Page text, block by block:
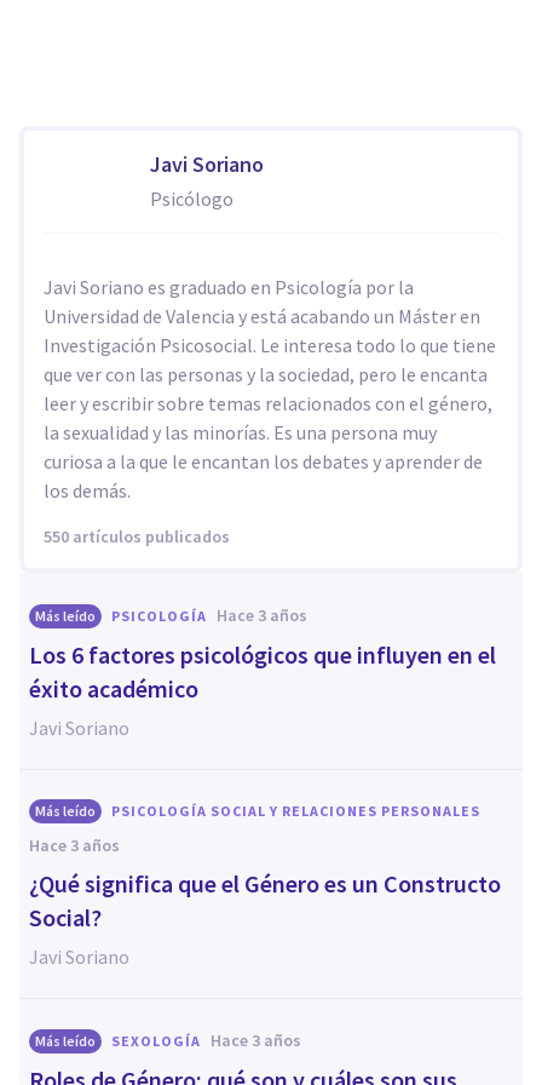
Javi Soriano
Psicólogo
Javi Soriano es graduado en Psicología por la
Universidad de Valencia y está acabando un Máster en
Investigación Psicosocial. Le interesa todo lo que tiene
que ver con las personas y la sociedad, pero le encanta
leer y escribir sobre temas relacionados con el género,
la sexualidad y las minorías. Es una persona muy
curiosa a la que le encantan los debates y aprender de
los demás.
550 artículos publicados
Más leído PSICOLOGÍA hace 3 años
Los 6 factores psicológicos que influyen en el
éxito académico
Javi Soriano
Más leído PSICOLOGÍA SOCIAL Y RELACIONES PERSONALES
hace 3 años
¿Qué significa que el Género es un Constructo
Social?
Javi Soriano
Más leído SEXOLOGÍA hace 3 años